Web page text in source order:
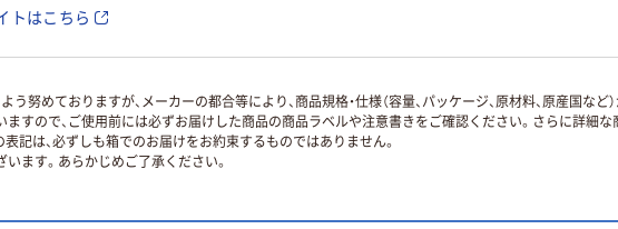
トはこちら
努めておりますが、メーカーの都合等により、商品規格・仕様（容量、パッケージ、原材料、原産国な
すので、ご使用前には必ずお届けした商品の商品ラベルや注意書きをご確認ください。さらに詳細な
表記は、必ずしも箱でのお届けをお約束するものではありません。
ます。あらかじめご了承ください。